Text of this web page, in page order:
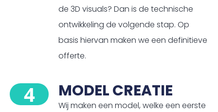
de 3D visuals? Dan is de technische
ontwikkeling de volgende stap. Op
basis hiervan maken we een definitieve
offerte.
4 MODEL CREATIE
Wij maken een model, welke een eerste